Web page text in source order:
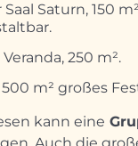
Saal Saturn, 150
Veranda, 250 m².
m² großes
kann eine